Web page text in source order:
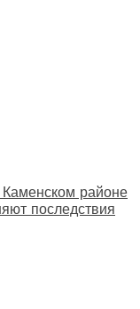
районе
последствия